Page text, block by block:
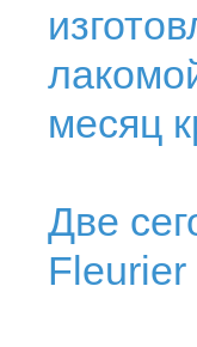
месяц
Две